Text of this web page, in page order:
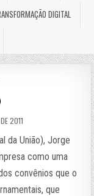
DIGITAL
2011
da União), Jorge
como uma
convênios que o
que